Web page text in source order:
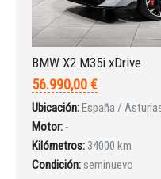
BMW X2 M35i xDrive
56.990,00 €
Ubicación:España /
Motor: -
Kilómetros: 34000 km
Condición: seminuevo